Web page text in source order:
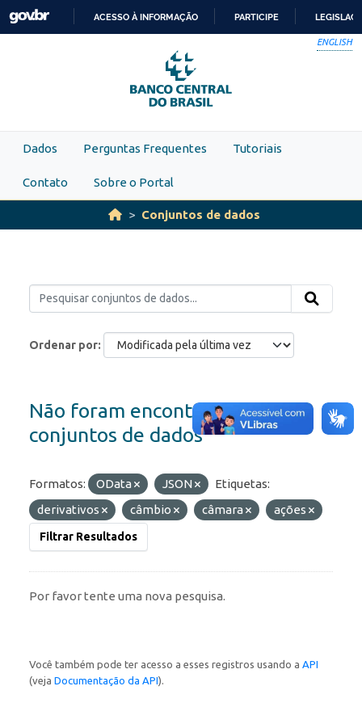
Skip to main content
PARA
O
CONTEÚDO
ACESSO À INFORMAÇÃO PARTICIPE
ENGLISH
Dados Perguntas Frequentes Tutoriais
Contato Sobre o Portal
Conjuntos de dados
Ordenar por
Não foram encontrados
conjuntos de dados
Formatos: OData JSON
Etiquetas:
derivativos
câmbio câmara ações
Filtrar Resultados
Por favor tente uma nova pesquisa.
Você também pode ter acesso a esses registros usando a API
(veja Documentação da API).